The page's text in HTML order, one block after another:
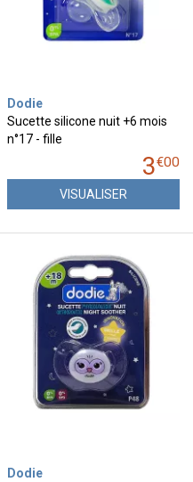
Dodie
Sucette silicone nuit +6 mois
n°17 - fille
3€00
VISUALISER
Dodie